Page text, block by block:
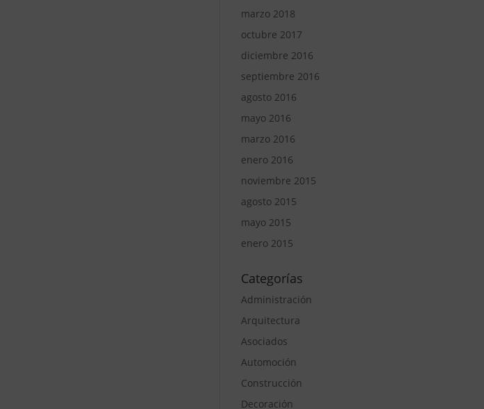
marzo 2018
octubre 2017
diciembre 2016
septiembre 2016
agosto 2016
mayo 2016
marzo 2016
enero 2016
noviembre 2015
agosto 2015
mayo 2015
enero 2015
Categorías
Administración
Arquitectura
Asociados
Automoción
Construcción
Decoración